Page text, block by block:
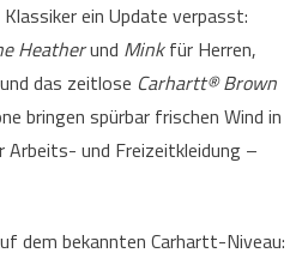
ein Update verpasst:
Heatherund Minkfür Herren,
das zeitlose Carhartt® Brown
bringen spürbar frischen Wind in
und Freizeitkleidung –
dem bekannten Carhartt-Niveau: